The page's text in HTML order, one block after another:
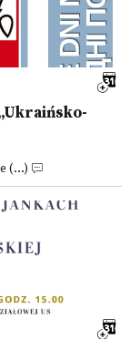
(...)